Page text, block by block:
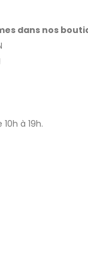
dans nos
à 19h.